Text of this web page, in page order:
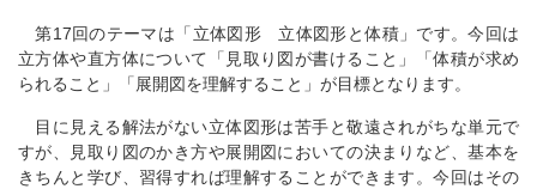
第17回のテーマは「立体図形 立体図形と体積」です。今回は
立方体や直方体について「見取り図が書けること」「体積が求め
られること」「展開図を理解すること」が目標となります。
目に見える解法がない立体図形は苦手と敬遠されがちな単元で
すが、見取り図のかき方や展開図においての決まりなど、基本を
きちんと学び、習得すれば理解することができます。今回はその